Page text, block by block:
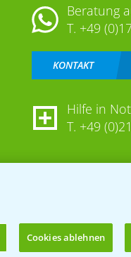
Beratung
T. +49
KONTAKT
Hilfe in
T. +49
Cookies ablehnen